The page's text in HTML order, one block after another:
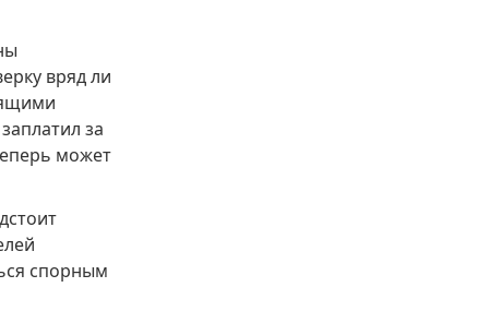
вряд ли
за
может
спорным